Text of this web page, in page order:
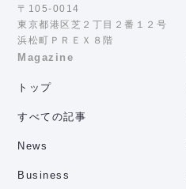
〒105-0014
東京都港区芝２丁目２番１２号
浜松町ＰＲＥＸ８階
Magazine
トップ
すべての記事
News
Business